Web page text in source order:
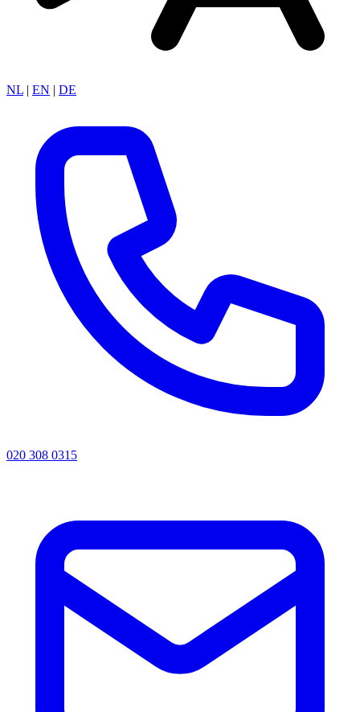
NL | EN | DE
020 308 0315